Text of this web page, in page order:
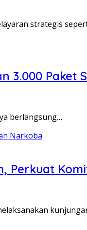
strategis
3.000 Paket
berlangsung…
Perkuat